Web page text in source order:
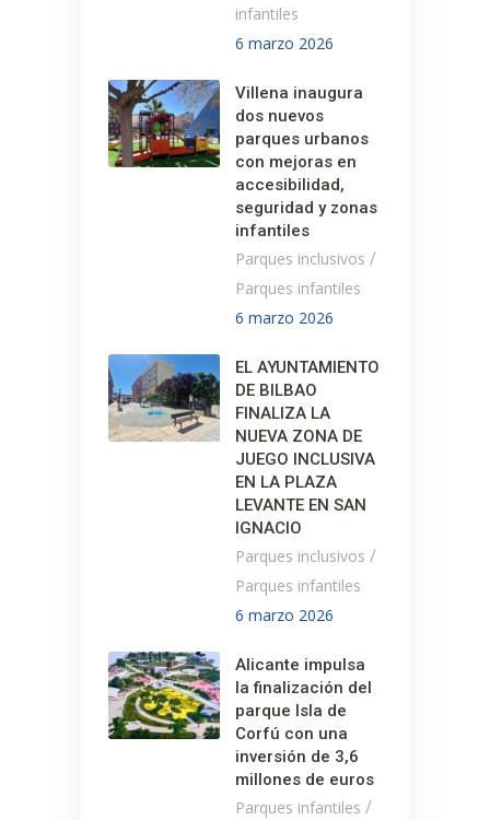
infantiles
6 marzo 2026
Villena inaugura
dos nuevos
parques urbanos
con mejoras en
accesibilidad,
seguridad y zonas
infantiles
Parques inclusivos /
Parques infantiles
6 marzo 2026
EL AYUNTAMIENTO
DE BILBAO
FINALIZA LA
NUEVA ZONA DE
JUEGO INCLUSIVA
EN LA PLAZA
LEVANTE EN SAN
IGNACIO
Parques inclusivos /
Parques infantiles
6 marzo 2026
Alicante impulsa
la finalización del
parque Isla de
Corfú con una
inversión de 3,6
millones de euros
Parques infantiles /